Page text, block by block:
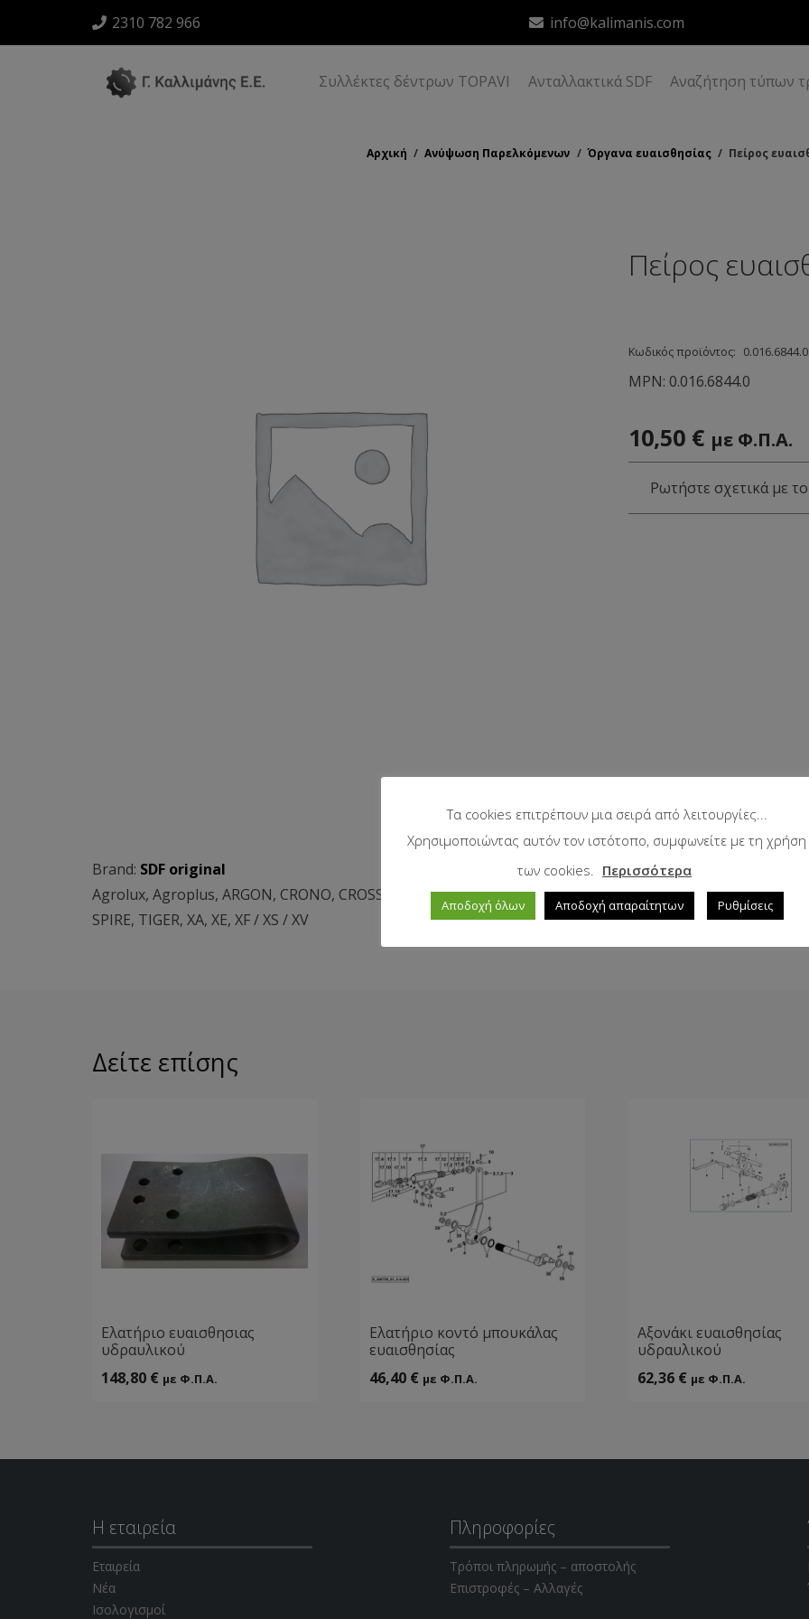
2310 782 966 info@kalimanis.com
Συλλέκτες δέντρων TOPAVI Ανταλλακτικά SDF Αναζήτηση τύπων
Αρχική / Ανύψωση Παρελκόμενων / Όργανα ευαισθησίας / Πείρος
Πείρος
Κωδικός προϊόντος: 0.016.6844.0
MPN: 0.016.6844.0
10,50 € με Φ.Π.Α.
Ρωτήστε σχετικά με
Brand: SDF original
Agrolux, Agroplus, ARGON, CRONO, CROSS DORADO,EXPLORER, FRUTTETO 3,FRUTTETO F / S/ V,JOKER
SPIRE, TIGER, XA, XE, XF / XS / XV
Δείτε επίσης
Ελατήριο ευαισθησιας
υδραυλικού
148,80 € με Φ.Π.Α.
Ελατήριο κοντό μπουκάλας
ευαισθησίας
46,40 € με Φ.Π.Α.
Αξονάκι ευαισθησίας
υδραυλικού
62,36 € με Φ.Π.Α.
Η εταιρεία
Εταιρεία
Νέα
Ισολογισμοί
Πληροφορίες
Τρόποι πληρωμής – αποστολής
Επιστροφές – Αλλαγές
Τα cookies επιτρέπουν μια σειρά από λειτουργίες...
Χρησιμοποιώντας αυτόν τον ιστότοπο, συμφωνείτε με τη χρήση
των cookies. Περισσότερα
Αποδοχή όλων Αποδοχή απαραίτητων Ρυθμίσεις